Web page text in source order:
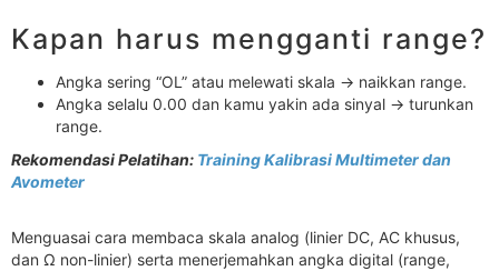
Kapan harus mengganti range?
Angka sering “OL” atau melewati skala → naikkan range.
Angka selalu 0.00 dan kamu yakin ada sinyal → turunkan
range.
Rekomendasi Pelatihan: Training Kalibrasi Multimeter dan
Avometer
Menguasai cara membaca skala analog (linier DC, AC khusus,
dan Ω non-linier) serta menerjemahkan angka digital (range,